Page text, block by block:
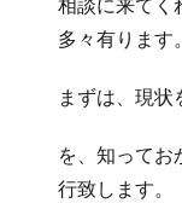
多々有ります。
まずは、現状
を、知ってお
行致します。